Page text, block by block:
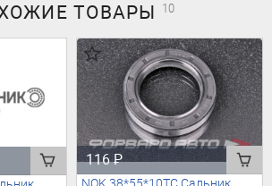
ТОВАРЫ 10
116₽